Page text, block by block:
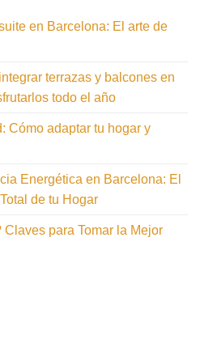
en Barcelona: El arte de
terrazas y balcones en
todo el año
Cómo adaptar tu hogar y
Energética en Barcelona: El
de tu Hogar
para Tomar la Mejor